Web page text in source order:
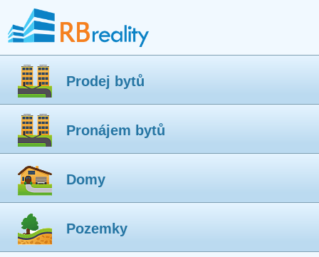
Prodej bytů
Pronájem bytů
Domy
Pozemky